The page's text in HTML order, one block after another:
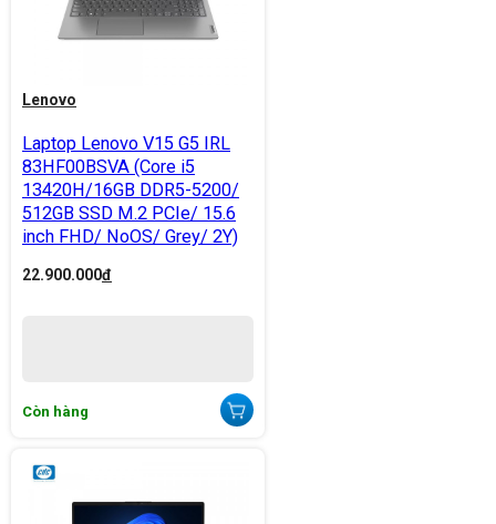
Lenovo
Laptop Lenovo V15 G5 IRL
83HF00BSVA (Core i5
13420H/16GB DDR5-5200/
512GB SSD M.2 PCIe/ 15.6
inch FHD/ NoOS/ Grey/ 2Y)
22.900.000đ
Còn hàng